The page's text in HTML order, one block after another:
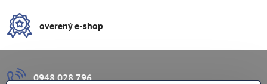
overený e-shop
0948 028 796